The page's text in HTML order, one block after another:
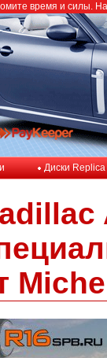
Диски Replica
время и силы.